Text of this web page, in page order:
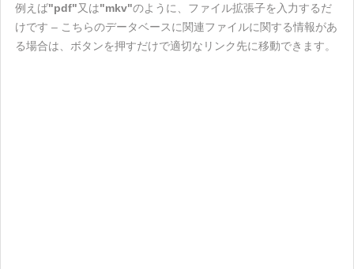
例えば"pdf"又は"mkv"のように、ファイル拡張子を入力するだ
けです – こちらのデータベースに関連ファイルに関する情報があ
る場合は、ボタンを押すだけで適切なリンク先に移動できます。